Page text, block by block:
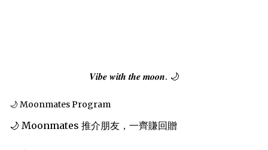
𝑽𝒊𝒃𝒆 𝒘𝒊𝒕𝒉 𝒕𝒉𝒆 𝒎𝒐𝒐𝒏. 🌙
🌙 Moonmates Program
🌙 Moonmates 推介朋友，一齊賺回贈